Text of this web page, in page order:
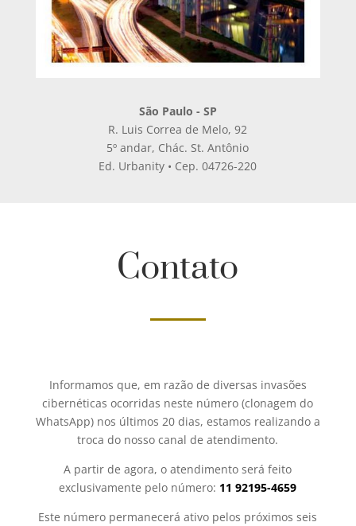
São Paulo - SP
R. Luis Correa de Melo, 92
5º andar, Chác. St. Antônio
Ed. Urbanity • Cep. 04726-220
Contato
Informamos que, em razão de diversas invasões
cibernéticas ocorridas neste número (clonagem do
WhatsApp) nos últimos 20 dias, estamos realizando a
troca do nosso canal de atendimento.
A partir de agora, o atendimento será feito
exclusivamente pelo número: 11 92195-4659
Este número permanecerá ativo pelos próximos seis